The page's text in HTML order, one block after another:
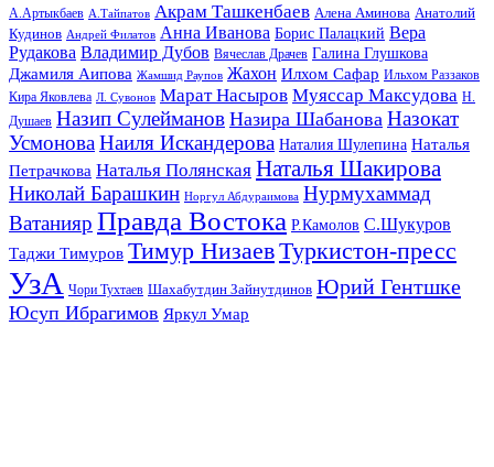
А.Артыкбаев А.Тайпатов Акрам Ташкенбаев Алена Аминова Анатолий
Кудинов Андрей Филатов Анна Иванова Борис Палацкий Вера
Рудакова Владимир Дубов Вячеслав Драчев Галина Глушкова
Джамиля Аипова Жамшид Раупов Жахон Илхом Сафар Ильхом Раззаков
Кира Яковлева Л. Сувонов Марат Насыров Муяссар Максудова Н.
Душаев Назип Сулейманов Назира Шабанова Назокат
УсмоноваНаиля Искандерова Наталия Шулепина Наталья
Петрачкова Наталья Полянская Наталья Шакирова
Николай Барашкин Норгул Абдураимова Нурмухаммад
Ватанияр Правда Востока Р.Камолов С.Шукуров
Таджи Тимуров Тимур НизаевТуркистон-пресс
УзА Чори Тухтаев Шахабутдин Зайнутдинов Юрий Гентшке
Юсуп Ибрагимов Яркул Умар